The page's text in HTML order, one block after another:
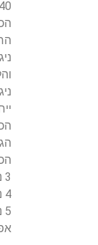
3 נגנים- קלרינט,כינור,אקורדיון.
4 נגנים- קלרינט,כינור,אקורדיון,קונטרבס.
5 נגנים- קלרינט, כינור,אקורדיון,קונטרבס,תופים.